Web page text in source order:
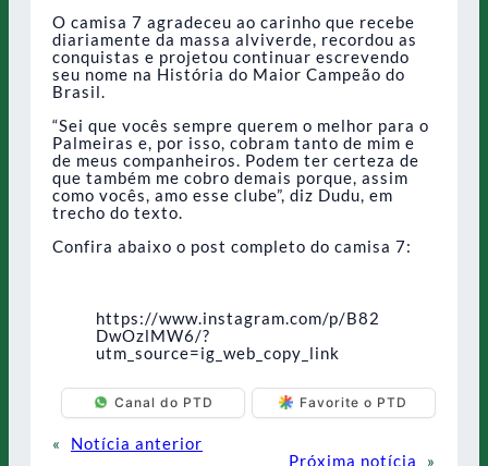
O camisa 7 agradeceu ao carinho que recebe
diariamente da massa alviverde, recordou as
conquistas e projetou continuar escrevendo
seu nome na História do Maior Campeão do
Brasil.
“Sei que vocês sempre querem o melhor para o
Palmeiras e, por isso, cobram tanto de mim e
de meus companheiros. Podem ter certeza de
que também me cobro demais porque, assim
como vocês, amo esse clube”, diz Dudu, em
trecho do texto.
Confira abaixo o post completo do camisa 7:
https://www.instagram.com/p/B82
DwOzlMW6/?
utm_source=ig_web_copy_link
Canal do PTD Favorite o PTD
«
Notícia anterior
Próxima notícia
»